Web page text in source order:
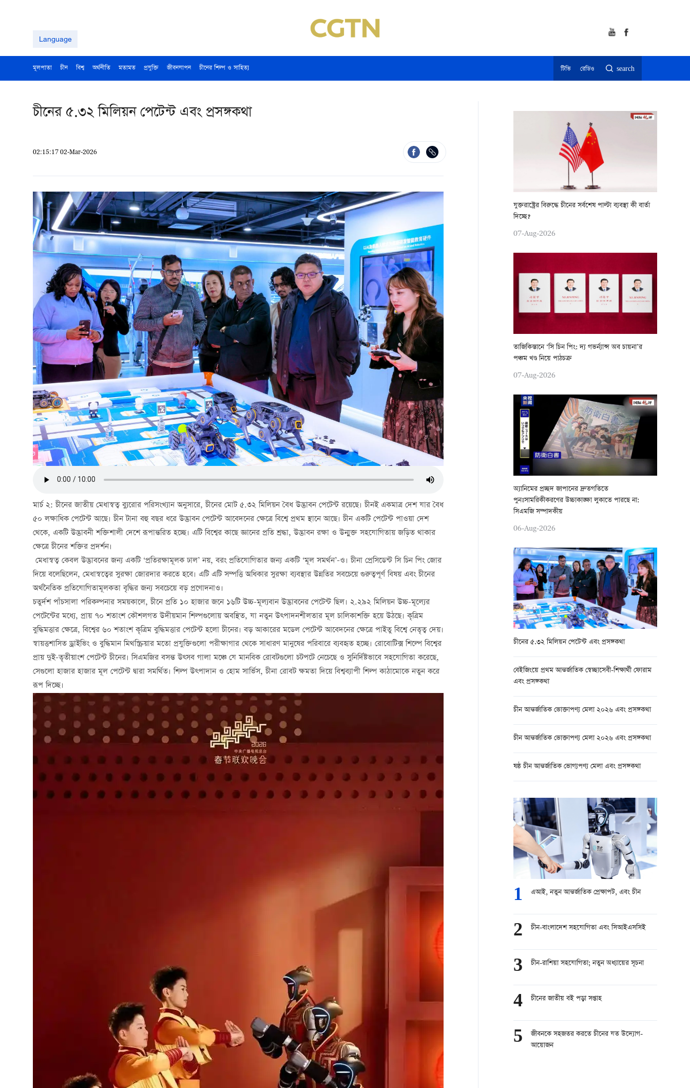
Language
মূলপাতা চীন বিশ্ব অর্থনীতি মতামত প্রযুক্তি জীবনযাপন চীনের শিল্প ও সাহিত্য টিভি রেডিও search
চীনের ৫.৩২ মিলিয়ন পেটেন্ট এবং প্রসঙ্গকথা
02:15:17 02-Mar-2026
মার্চ ২: চীনের জাতীয় মেধাস্বত্ব ব্যুরোর পরিসংখ্যান অনুসারে, চীনের মোট ৫.৩২ মিলিয়ন বৈধ উদ্ভাবন পেটেন্ট রয়েছে। চীনই একমাত্র দেশ যার বৈধ
৫০ লক্ষাধিক পেটেন্ট আছে। চীন টানা বহু বছর ধরে উদ্ভাবন পেটেন্ট আবেদনের ক্ষেত্রে বিশ্বে প্রথম স্থানে আছে। চীন একটি পেটেন্ট পাওয়া দেশ
থেকে, একটি উদ্ভাবনী শক্তিশালী দেশে রূপান্তরিত হচ্ছে। এটি বিশ্বের কাছে জ্ঞানের প্রতি শ্রদ্ধা, উদ্ভাবন রক্ষা ও উন্মুক্ত সহযোগিতায় জড়িত থাকার
ক্ষেত্রে চীনের শক্তির প্রদর্শন।
মেধাস্বত্ব কেবল উদ্ভাবনের জন্য একটি ‘প্রতিরক্ষামূলক ঢাল’ নয়, বরং প্রতিযোগিতার জন্য একটি ‘মূল সমর্থন’-ও। চীনা প্রেসিডেন্ট সি চিন পিং জোর
দিয়ে বলেছিলেন, মেধাস্বত্বের সুরক্ষা জোরদার করতে হবে। এটি এটি সম্পত্তি অধিকার সুরক্ষা ব্যবস্থার উন্নতির সবচেয়ে গুরুত্বপূর্ণ বিষয় এবং চীনের
অর্থনৈতিক প্রতিযোগিতামূলকতা বৃদ্ধির জন্য সবচেয়ে বড় প্রণোদনাও।
চতুর্দশ পাঁচসালা পরিকল্পনার সময়কালে, চীনে প্রতি ১০ হাজার জনে ১৬টি উচ্চ-মূল্যবান উদ্ভাবনের পেটেন্ট ছিল। ২.২৯২ মিলিয়ন উচ্চ-মূল্যের
পেটেন্টের মধ্যে, প্রায় ৭০ শতাংশ কৌশলগত উদীয়মান শিল্পগুলোয় অবস্থিত, যা নতুন উত্পাদনশীলতার মূল চালিকাশক্তি হয়ে উঠছে। কৃত্রিম
বুদ্ধিমত্তার ক্ষেত্রে, বিশ্বের ৬০ শতাংশ কৃত্রিম বুদ্ধিমত্তার পেটেন্ট হলো চীনের। বড় আকারের মডেল পেটেন্ট আবেদনের ক্ষেত্রে পাইতু বিশ্বে নেতৃত্ব দেয়।
স্বায়ত্তশাসিত ড্রাইভিং ও বুদ্ধিমান মিথস্ক্রিয়ার মতো প্রযুক্তিগুলো পরীক্ষাগার থেকে সাধারণ মানুষের পরিবারে ব্যবহৃত হচ্ছে। রোবোটিক্স শিল্পে বিশ্বের
প্রায় দুই-তৃতীয়াংশ পেটেন্ট চীনের। সিএমজির বসন্ত উত্সব গালা মঞ্চে যে মানবিক রোবটগুলো চটপটে নেচেছে ও সুনির্দিষ্টভাবে সহযোগিতা করেছে,
সেগুলো হাজার হাজার মূল পেটেন্ট দ্বারা সমর্থিত। শিল্প উত্পাদান ও হোম সার্ভিস, চীনা রোবট ক্ষমতা দিয়ে বিশ্বব্যাপী শিল্প কাঠামোকে নতুন করে
রূপ দিচ্ছে।
যুক্তরাষ্ট্রের বিরুদ্ধে চীনের সর্বশেষ পাল্টা ব্যবস্থা কী বার্তা
দিচ্ছে?
07-Aug-2026
তাজিকিস্তানে ‘সি চিন পিং: দ্য গভর্ন্যান্স অব চায়না’র
পঞ্চম খণ্ড নিয়ে পাঠচক্র
07-Aug-2026
অ্যানিমের প্রচ্ছদ জাপানের দ্রুতগতিতে
পুনঃসামরিকীকরণের উচ্চাকাঙ্ক্ষা লুকাতে পারছে না:
সিএমজি সম্পাদকীয়
06-Aug-2026
চীনের ৫.৩২ মিলিয়ন পেটেন্ট এবং প্রসঙ্গকথা
বেইজিংয়ে প্রথম আন্তর্জাতিক স্বেচ্ছাসেবী-শিক্ষার্থী ফোরাম
এবং প্রসঙ্গকথা
চীন আন্তর্জাতিক ভোক্তাপণ্য মেলা ২০২৬ এবং প্রসঙ্গকথা
চীন আন্তর্জাতিক ভোক্তাপণ্য মেলা ২০২৬ এবং প্রসঙ্গকথা
ষষ্ঠ চীন আন্তর্জাতিক ভোগ্যপণ্য মেলা এবং প্রসঙ্গকথা
1 এআই, নতুন আন্তর্জাতিক প্রেক্ষাপট, এবং চীন
2 চীন-বাংলাদেশ সহযোগিতা এবং সিআইএসসিই
3 চীন-রাশিয়া সহযোগিতা; নতুন অধ্যায়ের সূচনা
4 চীনের জাতীয় বই পড়া সপ্তাহ
5
জীবনকে সহজতর করতে চীনের যত উদ্যোগ-
আয়োজন